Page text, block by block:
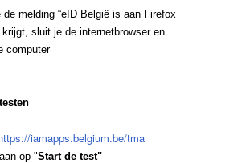
de melding “eID België is aan Firefox
krijgt, sluit je de internetbrowser en
computer
iamapps.belgium.be/tma
op "Start de test"